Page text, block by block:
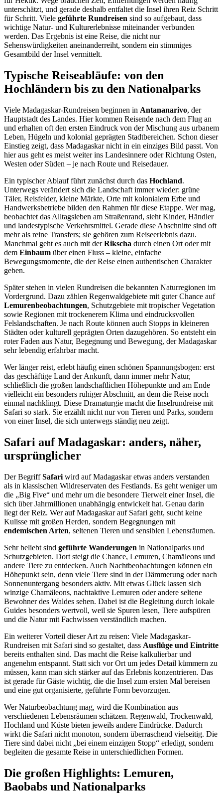
unterschätzt, und gerade deshalb entfaltet die Insel ihren Reiz Schritt
für Schritt. Viele geführte Rundreisen sind so aufgebaut, dass
wichtige Natur- und Kulturerlebnisse miteinander verbunden
werden. Das Ergebnis ist eine Reise, die nicht nur
Sehenswürdigkeiten aneinanderreiht, sondern ein stimmiges
Gesamtbild der Insel vermittelt.
Typische Reiseabläufe: von den
Hochländern bis zu den Nationalparks
Viele Madagaskar-Rundreisen beginnen in Antananarivo, der
Hauptstadt des Landes. Hier kommen Reisende nach dem Flug an
und erhalten oft den ersten Eindruck von der Mischung aus urbanem
Leben, Hügeln und kolonial geprägten Stadtbereichen. Schon dieser
Einstieg zeigt, dass Madagaskar nicht in ein einziges Bild passt. Von
hier aus geht es meist weiter ins Landesinnere oder Richtung Osten,
Westen oder Süden – je nach Route und Reisedauer.
Ein typischer Ablauf führt zunächst durch das Hochland.
Unterwegs verändert sich die Landschaft immer wieder: grüne
Täler, Reisfelder, kleine Märkte, Orte mit kolonialem Erbe und
Handwerksbetriebe bilden den Rahmen für diese Etappe. Wer mag,
beobachtet das Alltagsleben am Straßenrand, sieht Kinder, Händler
und landestypische Verkehrsmittel. Gerade diese Abschnitte sind oft
mehr als reine Transfers; sie gehören zum Reiseerlebnis dazu.
Manchmal geht es auch mit derRikscha durch einen Ort oder mit
dem Einbaum über einen Fluss – kleine, einfache
Bewegungsmomente, die der Reise einen authentischen Charakter
geben.
Später stehen in vielen Rundreisen die bekannten Naturregionen im
Vordergrund. Dazu zählen Regenwaldgebiete mit guter Chance auf
Lemurenbeobachtungen, Schutzgebiete mit tropischer Vegetation
sowie Regionen mit trockenerem Klima und eindrucksvollen
Felslandschaften. Je nach Route können auch Stopps in kleineren
Städten oder kulturell geprägten Orten dazugehören. So entsteht ein
roter Faden aus Natur, Begegnung und Bewegung, der Madagaskar
sehr lebendig erfahrbar macht.
Wer länger reist, erlebt häufig einen schönen Spannungsbogen: erst
das geschäftige Land der Ankunft, dann immer mehr Natur,
schließlich die großen landschaftlichen Höhepunkte und am Ende
vielleicht ein besonders ruhiger Abschnitt, an dem die Reise noch
einmal nachklingt. Diese Dramaturgie macht die Inselrundreise mit
Safari so stark. Sie erzählt nicht nur von Tieren und Parks, sondern
von einer Insel, die sich unterwegs ständig neu zeigt.
Safari auf Madagaskar: anders, näher,
ursprünglicher
Der BegriffSafari wird auf Madagaskar etwas anders verstanden
als in klassischen Wildreservaten des Festlands. Es geht weniger um
die „Big Five“ und mehr um die besondere Tierwelt einer Insel, die
sich über Jahrmillionen unabhängig entwickelt hat. Genau darin
liegt der Reiz. Wer auf Madagaskar auf Safari geht, sucht keine
Kulisse mit großen Herden, sondern Begegnungen mit
endemischen Arten, seltenen Tieren und sensiblen Lebensräumen.
Sehr beliebt sind geführte Wanderungen in Nationalparks und
Schutzgebieten. Dort steigt die Chance, Lemuren, Chamäleons und
andere Tiere zu entdecken. Auch Nachtbeobachtungen können ein
Höhepunkt sein, denn viele Tiere sind in der Dämmerung oder nach
Sonnenuntergang besonders aktiv. Mit etwas Glück lassen sich
winzige Chamäleons, nachtaktive Lemuren oder andere seltene
Bewohner des Waldes sehen. Dabei ist die Begleitung durch lokale
Guides besonders wertvoll, weil sie Spuren lesen, Tiere aufspüren
und die Natur mit Fachwissen verständlich machen.
Ein weiterer Vorteil dieser Art zu reisen: Viele Madagaskar-
Rundreisen mit Safari sind so gestaltet, dass Ausflüge und Eintritte
bereits enthalten sind. Das macht die Reise kalkulierbar und
angenehm entspannt. Statt sich vor Ort um jedes Detail kümmern zu
müssen, kann man sich stärker auf das Erlebnis konzentrieren. Das
ist gerade für Gäste wichtig, die die Insel zum ersten Mal bereisen
und eine gut organisierte, geführte Form bevorzugen.
Wer Naturbeobachtung mag, wird die Kombination aus
verschiedenen Lebensräumen schätzen. Regenwald, Trockenwald,
Hochland und Küste bieten jeweils andere Eindrücke. Dadurch
wirkt die Safari nicht monoton, sondern überraschend vielseitig. Die
Tiere sind dabei nicht „bei einem einzigen Stopp“ erledigt, sondern
begleiten die gesamte Reise in unterschiedlichen Formen.
Die großen Highlights: Lemuren,
Baobabs und Nationalparks